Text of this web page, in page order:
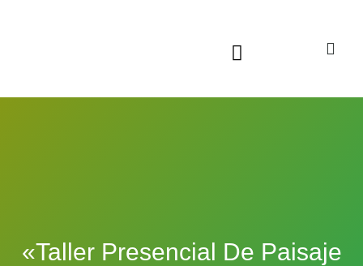
«Taller Presencial De Paisaje